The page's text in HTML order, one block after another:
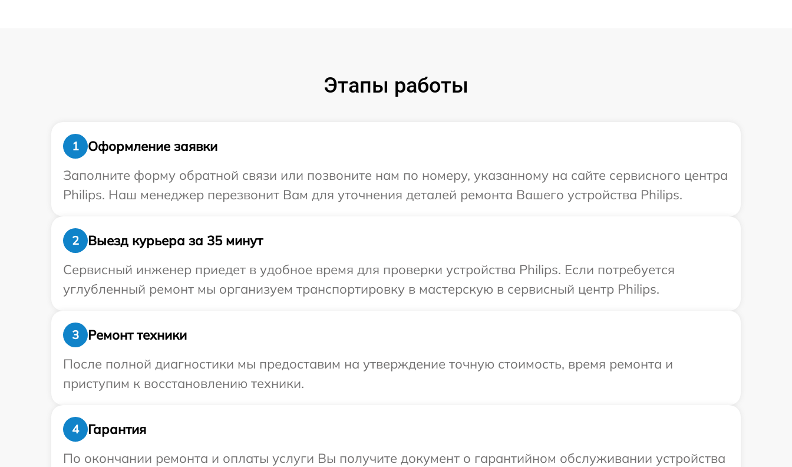
Этапы работы
1
Оформление заявки
Заполните форму обратной связи или позвоните нам по номеру, указанному на сайте сервисного центра
Philips. Наш менеджер перезвонит Вам для уточнения деталей ремонта Вашего устройства Philips.
2
Выезд курьера за 35 минут
Сервисный инженер приедет в удобное время для проверки устройства Philips. Если потребуется
углубленный ремонт мы организуем транспортировку в мастерскую в сервисный центр Philips.
3
Ремонт техники
После полной диагностики мы предоставим на утверждение точную стоимость, время ремонта и
приступим к восстановлению техники.
4
Гарантия
По окончании ремонта и оплаты услуги Вы получите документ о гарантийном обслуживании устройства